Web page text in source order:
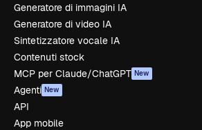
Generatore di immagini IA
Generatore di video IA
Sintetizzatore vocale IA
Contenuti stock
MCP per Claude/ChatGPT New
Agenti New
API
App mobile